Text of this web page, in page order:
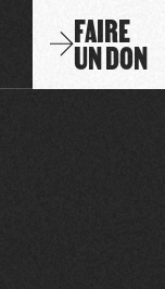
FAIRE
UN DON